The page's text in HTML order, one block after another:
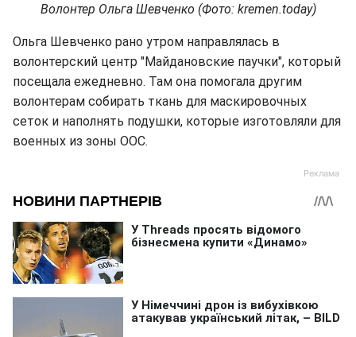
Волонтер Ольга Шевченко (Фото: kremen.today)
Ольга Шевченко рано утром направлялась в
волонтерский центр "Майдановские паучки", который
посещала ежедневно. Там она помогала другим
волонтерам собирать ткань для маскировочных
сеток и наполнять подушки, которые изготовляли для
военных из зоны ООС.